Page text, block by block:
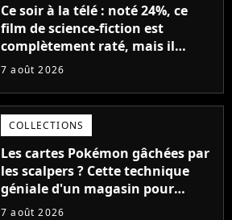
Ce soir à la télé : noté 24%, ce
film de science-fiction est
complètement raté, mais il
aurait pu être encore pire à
7 août 2026
COLLECTIONS
Les cartes Pokémon gâchées par
les scalpers ? Cette technique
géniale d'un magasin pour
ruiner les revendeurs
7 août 2026